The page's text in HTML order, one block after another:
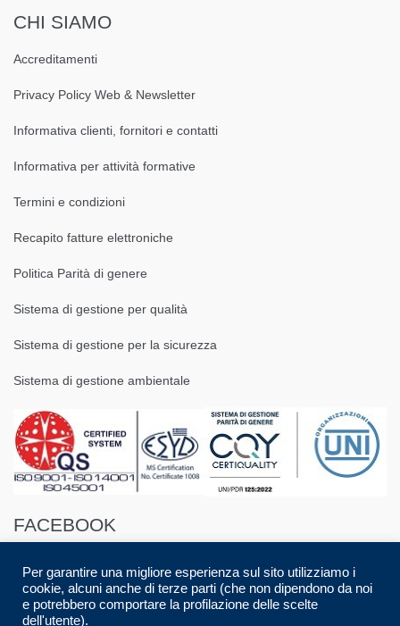
CHI SIAMO
Accreditamenti
Privacy Policy Web & Newsletter
Informativa clienti, fornitori e contatti
Informativa per attività formative
Termini e condizioni
Recapito fatture elettroniche
Politica Parità di genere
Sistema di gestione per qualità
Sistema di gestione per la sicurezza
Sistema di gestione ambientale
FACEBOOK
Per garantire una migliore esperienza sul sito utilizziamo i
cookie, alcuni anche di terze parti (che non dipendono da noi
e potrebbero comportare la profilazione delle scelte
dell'utente).